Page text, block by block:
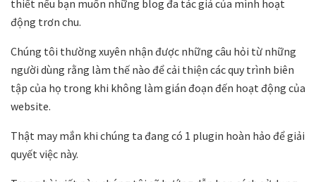
thiết nếu bạn muốn những blog đa tác giả của mình hoạt
động trơn chu.
Chúng tôi thường xuyên nhận được những câu hỏi từ những
người dùng rằng làm thế nào để cải thiện các quy trình biên
tập của họ trong khi không làm gián đoạn đến hoạt động của
website.
Thật may mắn khi chúng ta đang có 1 plugin hoàn hảo để giải
quyết việc này.